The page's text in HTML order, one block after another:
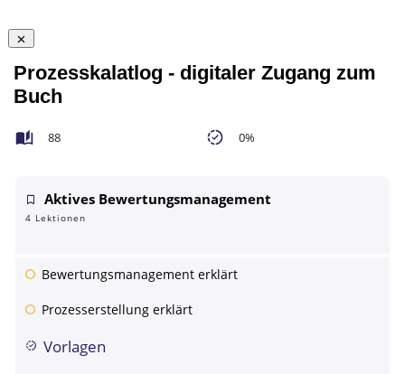
Prozesskalatlog - digitaler Zugang zum
Buch
88 0%
Aktives Bewertungsmanagement
4 Lektionen
Bewertungsmanagement erklärt
Prozesserstellung erklärt
Vorlagen